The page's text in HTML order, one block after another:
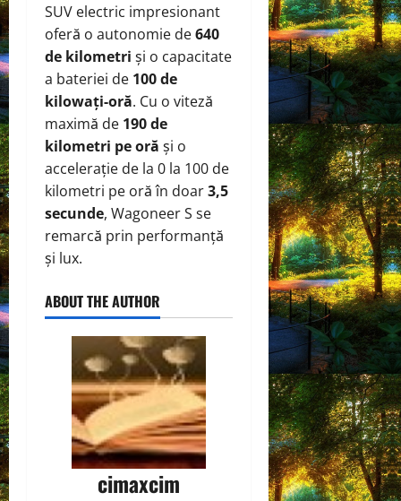
SUV electric impresionant
oferă o autonomie de640
de kilometri și o capacitate
a bateriei de 100 de
kilowați-oră. Cu o viteză
maximă de 190 de
kilometri pe oră și o
accelerație de la 0 la 100 de
kilometri pe oră în doar3,5
secunde, Wagoneer S se
remarcă prin performanță
și lux.
ABOUT THE AUTHOR
cimaxcim